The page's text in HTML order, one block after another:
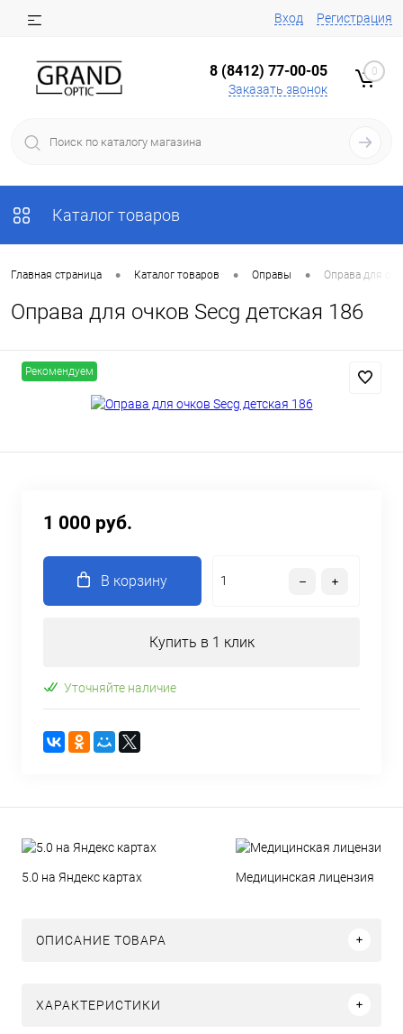
Вход Регистрация
8 (8412) 77-00-05
Заказать звонок
0
Каталог товаров
Главная страница • Каталог товаров • Оправы • Оправа для
Оправа для очков Secg детская 186
Рекомендуем
1 000 руб.
В корзину
Купить в 1 клик
Уточняйте наличие
5.0 на Яндекс картах Медицинская лицензия
ОПИСАНИЕ ТОВАРА
ХАРАКТЕРИСТИКИ